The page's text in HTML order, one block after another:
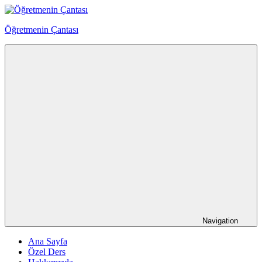
Skip
content
Öğretmenin Çantası
Navigation
Ana Sayfa
Özel Ders